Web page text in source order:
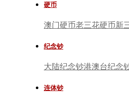
硬币
澳门硬币老三花硬币新
纪念钞
大陆纪念钞港澳台纪念
连体钞